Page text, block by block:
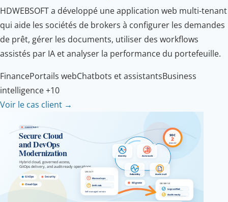
HDWEBSOFT a développé une application web multi-tenant
qui aide les sociétés de brokers à configurer les demandes
de prêt, gérer les documents, utiliser des workflows
assistés par IA et analyser la performance du portefeuille.
FinancePortails webChatbots et assistantsBusiness
intelligence+10
Voir le cas client →